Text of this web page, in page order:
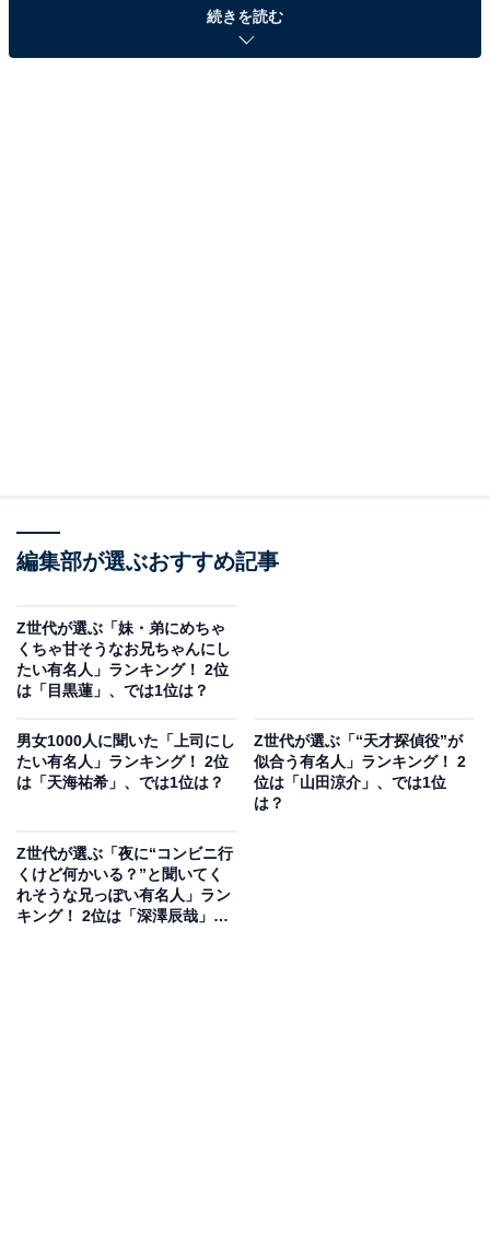
調査期間：2026年6月6日
調査方法：インターネット調査
界へ参入し、1962年のジャニーズ事務所創業へと繋がっ
回答者コメント
た」（40代女性／東京都）
（30代女性／その他）
続きを読む
編集部が選ぶおすすめ記事
Z世代が選ぶ「妹・弟にめちゃ
くちゃ甘そうなお兄ちゃんにし
たい有名人」ランキング！ 2位
は「目黒蓮」、では1位は？
男女1000人に聞いた「上司にし
たい有名人」ランキング！ 2位
は「天海祐希」、では1位は？
Z世代が選ぶ「“天才探偵役”が
似合う有名人」ランキング！ 2
位は「山田涼介」、では1位
は？
Z世代が選ぶ「夜に“コンビニ行
くけど何かいる？”と聞いてく
れそうな兄っぽい有名人」ラン
キング！ 2位は「深澤辰哉」、